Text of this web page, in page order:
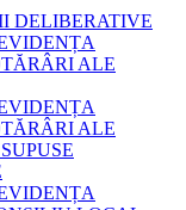
DELIBERATIVE
ALE
ALE